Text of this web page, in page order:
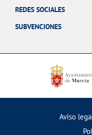
REDES SOCIALES
SUBVENCIONES
Aviso